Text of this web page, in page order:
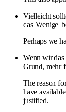
Vielleicht
das Wenige
Perhaps we
Wenn wir das
Grund, mehr
The reason
have
justified.